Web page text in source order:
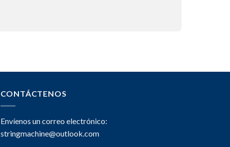
CONTÁCTENOS
Envíenos un correo electrónico:
stringmachine@outlook.com